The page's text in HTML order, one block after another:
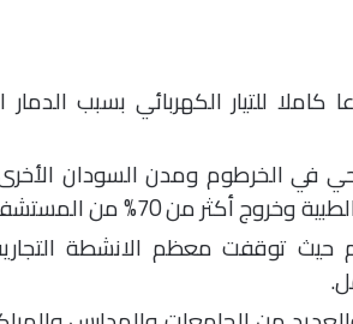
للتيار الكهربائي بسبب الدمار
في الخرطوم ومدن السودان
70% من المستشفيات عن الخدمة.